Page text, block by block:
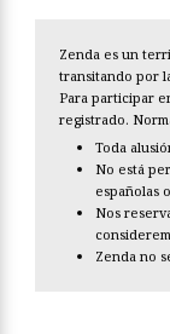
Zenda es un
transitando por
Para participar
registrado.
Toda
No está
españolas
Nos
Zenda no